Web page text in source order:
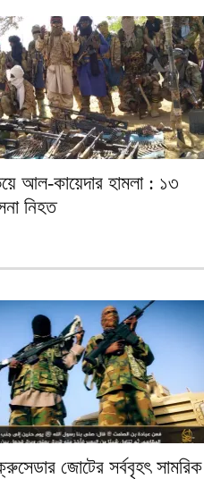
আল-কায়েদার হামলা : ১৩
নিহত
জোটের সর্ববৃহৎ সামরিক